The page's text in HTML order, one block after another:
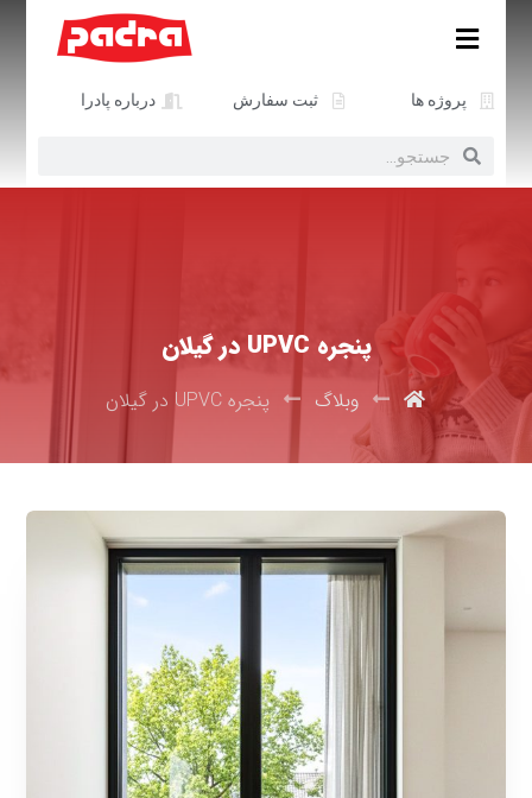
پروژه ها ثبت سفارش درباره پادرا
پنجره UPVC در گیلان
وبلاگ پنجره UPVC در گیلان